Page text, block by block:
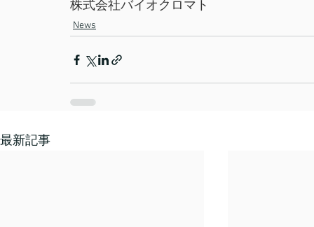
株式会社バイオクロマト
News
最新記事